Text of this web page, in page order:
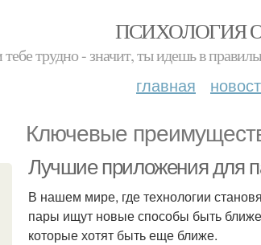
ПСИХОЛОГИЯ
тебе трудно - значит, ты идешь в
главная
Ключевые
Лучшие приложения для
В нашем мире, где технологии
пары ищут новые способы быть
которые хотят быть еще ближе.